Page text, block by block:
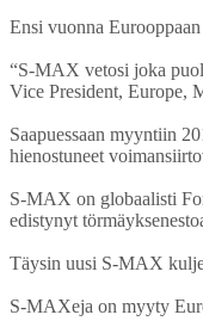
Ensi vuonna
“S-MAX vetosi joka
Vice President, Europe,
Saapuessaan myyntiin
hienostuneet
S-MAX on globaalisti
edistynyt
Täysin uusi S-MAX
S-MAXeja on myyty